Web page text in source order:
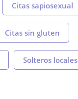
Citas sapiosexual
Citas sin gluten
Solteros locales